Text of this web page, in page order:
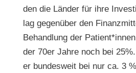
den die Länder für ihre
lag gegenüber den
Behandlung der
der 70er Jahre noch bei
er bundesweit bei nur ca. 3